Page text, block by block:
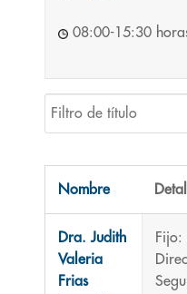
08:00-15:30
Filtro de título
Nombre
Dra. Judith
Valeria
Frias